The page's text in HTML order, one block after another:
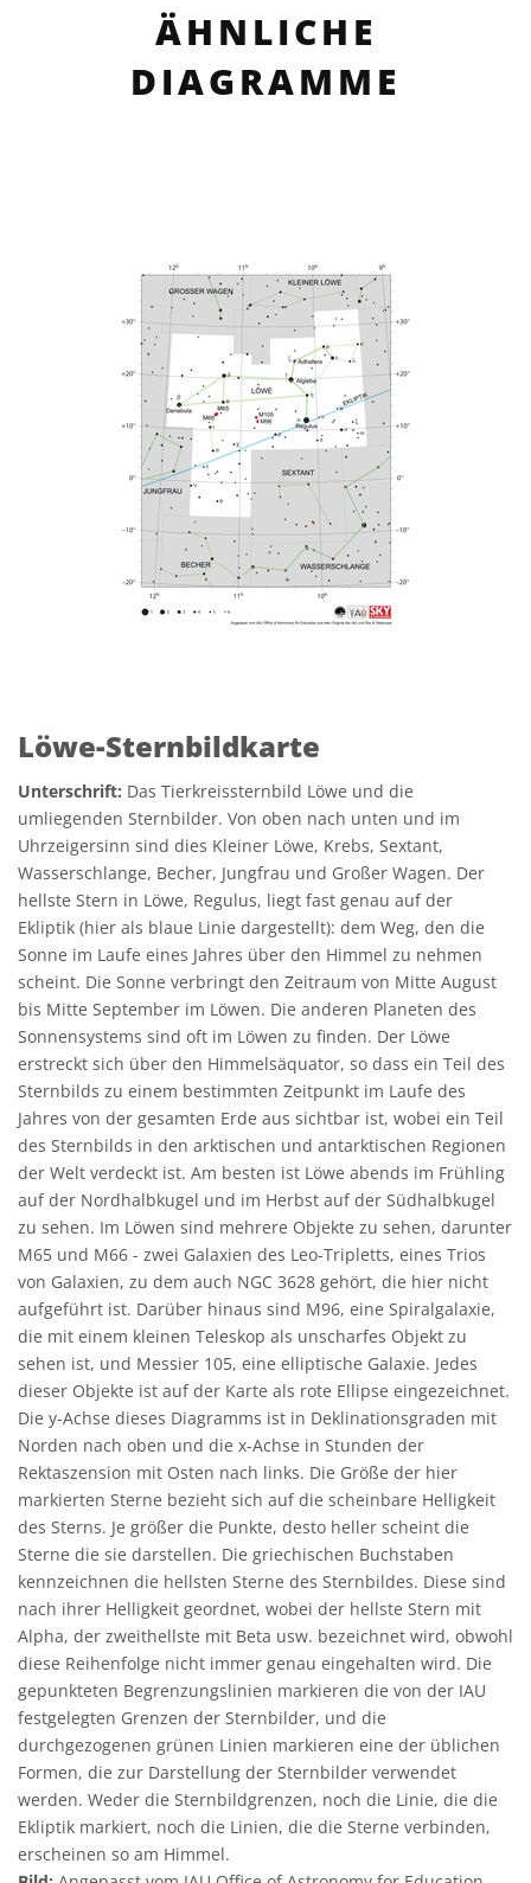
ÄHNLICHE
DIAGRAMME
Löwe-Sternbildkarte
Unterschrift: Das Tierkreissternbild Löwe und die
umliegenden Sternbilder. Von oben nach unten und im
Uhrzeigersinn sind dies Kleiner Löwe, Krebs, Sextant,
Wasserschlange, Becher, Jungfrau und Großer Wagen. Der
hellste Stern in Löwe, Regulus, liegt fast genau auf der
Ekliptik (hier als blaue Linie dargestellt): dem Weg, den die
Sonne im Laufe eines Jahres über den Himmel zu nehmen
scheint. Die Sonne verbringt den Zeitraum von Mitte August
bis Mitte September im Löwen. Die anderen Planeten des
Sonnensystems sind oft im Löwen zu finden. Der Löwe
erstreckt sich über den Himmelsäquator, so dass ein Teil des
Sternbilds zu einem bestimmten Zeitpunkt im Laufe des
Jahres von der gesamten Erde aus sichtbar ist, wobei ein Teil
des Sternbilds in den arktischen und antarktischen Regionen
der Welt verdeckt ist. Am besten ist Löwe abends im Frühling
auf der Nordhalbkugel und im Herbst auf der Südhalbkugel
zu sehen. Im Löwen sind mehrere Objekte zu sehen, darunter
M65 und M66 - zwei Galaxien des Leo-Tripletts, eines Trios
von Galaxien, zu dem auch NGC 3628 gehört, die hier nicht
aufgeführt ist. Darüber hinaus sind M96, eine Spiralgalaxie,
die mit einem kleinen Teleskop als unscharfes Objekt zu
sehen ist, und Messier 105, eine elliptische Galaxie. Jedes
dieser Objekte ist auf der Karte als rote Ellipse eingezeichnet.
Die y-Achse dieses Diagramms ist in Deklinationsgraden mit
Norden nach oben und die x-Achse in Stunden der
Rektaszension mit Osten nach links. Die Größe der hier
markierten Sterne bezieht sich auf die scheinbare Helligkeit
des Sterns. Je größer die Punkte, desto heller scheint die
Sterne die sie darstellen. Die griechischen Buchstaben
kennzeichnen die hellsten Sterne des Sternbildes. Diese sind
nach ihrer Helligkeit geordnet, wobei der hellste Stern mit
Alpha, der zweithellste mit Beta usw. bezeichnet wird, obwohl
diese Reihenfolge nicht immer genau eingehalten wird. Die
gepunkteten Begrenzungslinien markieren die von der IAU
festgelegten Grenzen der Sternbilder, und die
durchgezogenen grünen Linien markieren eine der üblichen
Formen, die zur Darstellung der Sternbilder verwendet
werden. Weder die Sternbildgrenzen, noch die Linie, die die
Ekliptik markiert, noch die Linien, die die Sterne verbinden,
erscheinen so am Himmel.